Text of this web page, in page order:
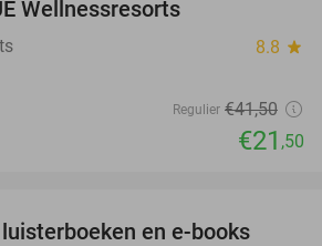
Wellnessresorts
8.8 star
Regulier €41,50
€21 ,50
en e-books